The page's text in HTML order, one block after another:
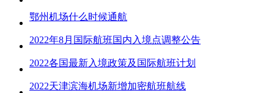
鄂州机场什么时候通航
2022年8月国际航班国内入境点调整公告
2022各国最新入境政策及国际航班计划
2022天津滨海机场新增加密航班航线